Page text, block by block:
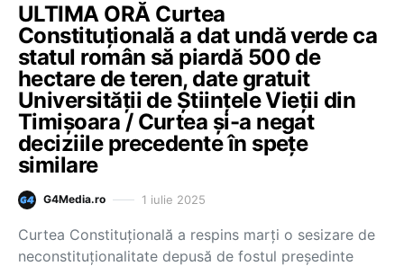
ULTIMA ORĂ Curtea
Constituțională a dat undă verde ca
statul român să piardă 500 de
hectare de teren, date gratuit
Universității de Științele Vieții din
Timișoara / Curtea și-a negat
deciziile precedente în spețe
similare
G4Media.ro 1 iulie 2025
Curtea Constituțională a respins marți o sesizare de
neconstituționalitate depusă de fostul președinte